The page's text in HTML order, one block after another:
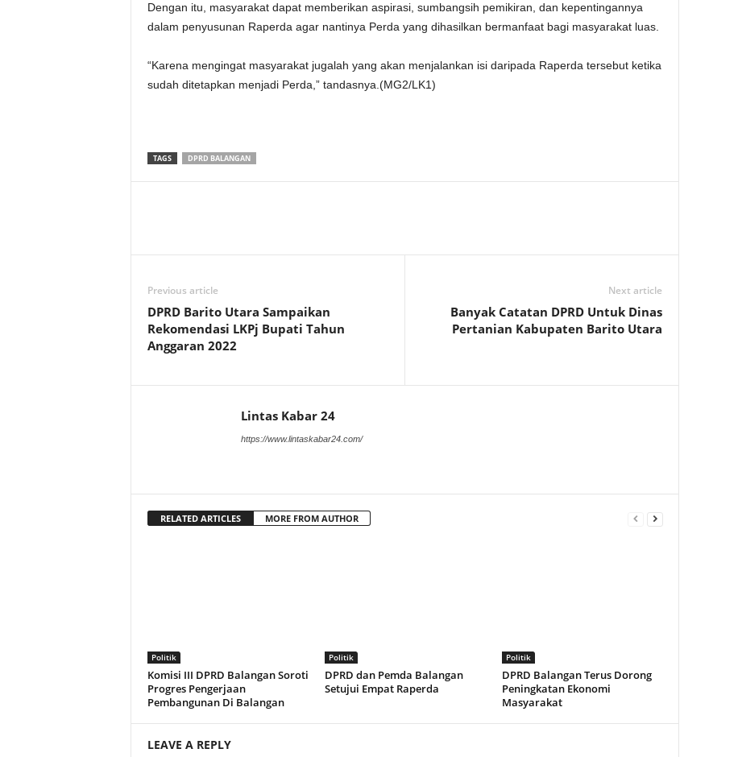
Dengan itu, masyarakat dapat memberikan aspirasi, sumbangsih pemikiran, dan kepentingannya
dalam penyusunan Raperda agar nantinya Perda yang dihasilkan bermanfaat bagi masyarakat luas.
“Karena mengingat masyarakat jugalah yang akan menjalankan isi daripada Raperda tersebut ketika
sudah ditetapkan menjadi Perda,” tandasnya.(MG2/LK1)
TAGS DPRD BALANGAN
Previous article
DPRD Barito Utara Sampaikan
Rekomendasi LKPj Bupati Tahun
Anggaran 2022
Next article
Banyak Catatan DPRD Untuk Dinas
Pertanian Kabupaten Barito Utara
Lintas Kabar 24
https://www.lintaskabar24.com/
RELATED ARTICLES MORE FROM AUTHOR
Politik
Komisi III DPRD Balangan Soroti
Progres Pengerjaan
Pembangunan Di Balangan
Politik
DPRD dan Pemda Balangan
Setujui Empat Raperda
Politik
DPRD Balangan Terus Dorong
Peningkatan Ekonomi
Masyarakat
LEAVE A REPLY